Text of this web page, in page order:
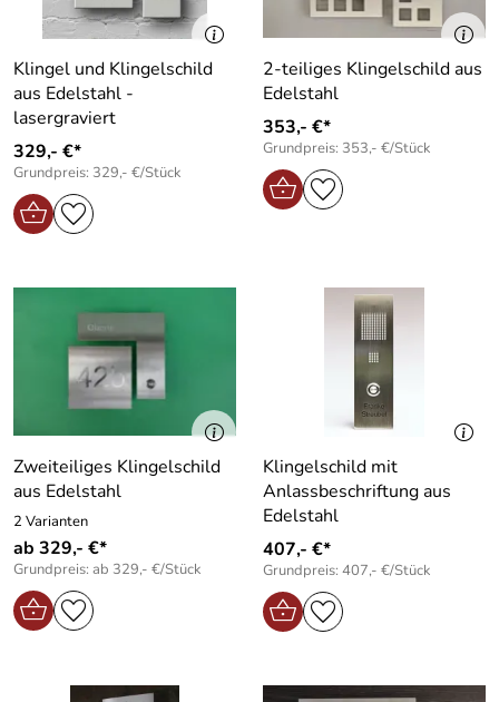
Klingel und Klingelschild
aus Edelstahl -
lasergraviert
329,- €*
Grundpreis: 329,- €/Stück
2-teiliges Klingelschild aus
Edelstahl
353,- €*
Grundpreis: 353,- €/Stück
Zweiteiliges Klingelschild
aus Edelstahl
2 Varianten
ab 329,- €*
Grundpreis: ab 329,- €/Stück
Klingelschild mit
Anlassbeschriftung aus
Edelstahl
407,- €*
Grundpreis: 407,- €/Stück